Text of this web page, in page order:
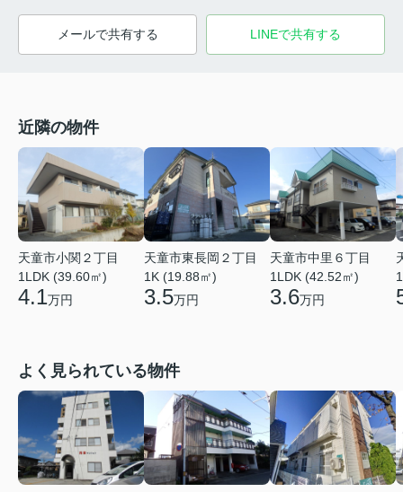
メールで共有する LINEで共有する
近隣の物件
天童市小関２丁目
1LDK (39.60㎡)
4.1万円
天童市東長岡２丁目
1K (19.88㎡)
3.5万円
天童市中里６丁目
1LDK (42.52㎡)
3.6万円
よく見られている物件